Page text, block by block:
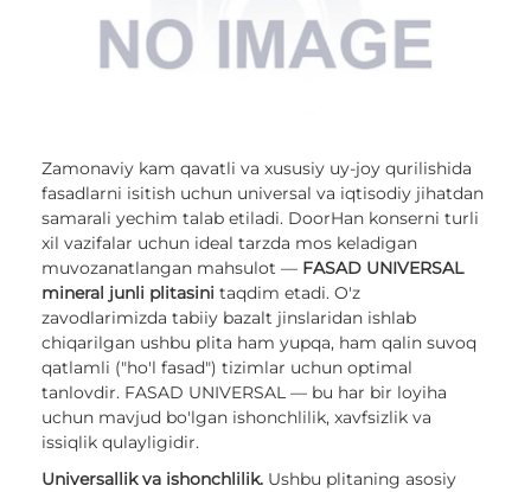
Zamonaviy kam qavatli va xususiy uy-joy qurilishida
fasadlarni isitish uchun universal va iqtisodiy jihatdan
samarali yechim talab etiladi. DoorHan konserni turli
xil vazifalar uchun ideal tarzda mos keladigan
muvozanatlangan mahsulot — FASAD UNIVERSAL
mineral junli plitasini taqdim etadi. O'z
zavodlarimizda tabiiy bazalt jinslaridan ishlab
chiqarilgan ushbu plita ham yupqa, ham qalin suvoq
qatlamli ("ho'l fasad") tizimlar uchun optimal
tanlovdir. FASAD UNIVERSAL — bu har bir loyiha
uchun mavjud bo'lgan ishonchlilik, xavfsizlik va
issiqlik qulayligidir.
Universallik va ishonchlilik. Ushbu plitaning asosiy